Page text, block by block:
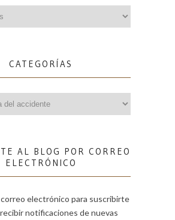
CATEGORÍAS
AL BLOG POR CORREO
ELECTRÓNICO
electrónico para suscribirte
notificaciones de nuevas